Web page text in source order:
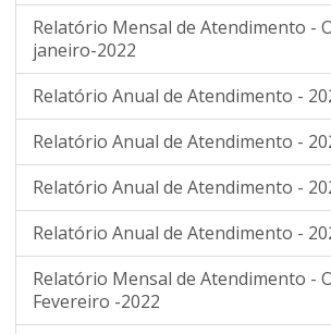
Relatório Mensal de Atendimento -
janeiro-2022
Relatório Anual de Atendimento -
Relatório Anual de Atendimento -
Relatório Anual de Atendimento -
Relatório Anual de Atendimento -
Relatório Mensal de Atendimento -
Fevereiro -2022